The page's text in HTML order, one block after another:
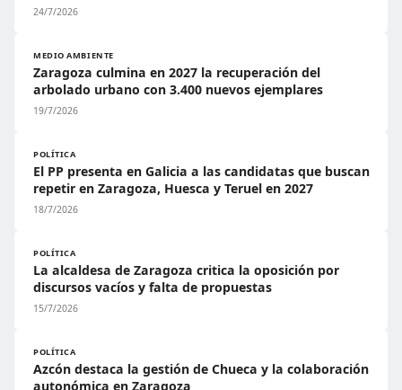
24/7/2026
MEDIO AMBIENTE
Zaragoza culmina en 2027 la recuperación del
arbolado urbano con 3.400 nuevos ejemplares
19/7/2026
POLÍTICA
El PP presenta en Galicia a las candidatas que buscan
repetir en Zaragoza, Huesca y Teruel en 2027
18/7/2026
POLÍTICA
La alcaldesa de Zaragoza critica la oposición por
discursos vacíos y falta de propuestas
15/7/2026
POLÍTICA
Azcón destaca la gestión de Chueca y la colaboración
autonómica en Zaragoza